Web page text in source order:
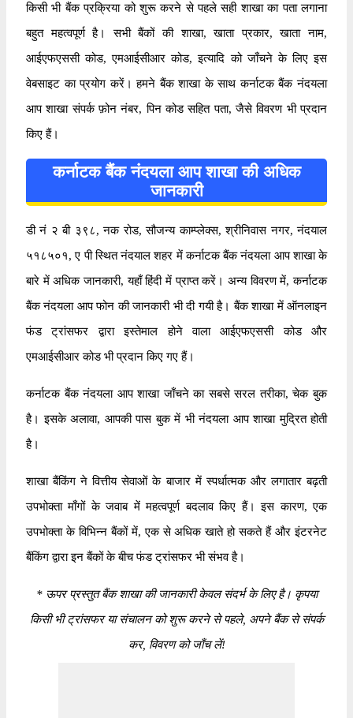
किसी भी बैंक प्रक्रिया को शुरू करने से पहले सही शाखा का पता लगाना
बहुत महत्वपूर्ण है। सभी बैंकों की शाखा, खाता प्रकार, खाता नाम,
आईएफएससी कोड, एमआईसीआर कोड, इत्यादि को जाँचने के लिए इस
वेबसाइट का प्रयोग करें। हमने बैंक शाखा के साथ कर्नाटक बैंक नंदयला
आप शाखा संपर्क फ़ोन नंबर, पिन कोड सहित पता, जैसे विवरण भी प्रदान
किए हैं।
कर्नाटक बैंक नंदयला आप शाखा की अधिक
जानकारी
डी नं २ बी ३९८, नक रोड, सौजन्य काम्प्लेक्स, श्रीनिवास नगर, नंदयाल
५१८५०१, ए पी स्थित नंदयाल शहर में कर्नाटक बैंक नंदयला आप शाखा के
बारे में अधिक जानकारी, यहाँ हिंदी में प्राप्त करें। अन्य विवरण में, कर्नाटक
बैंक नंदयला आप फोन की जानकारी भी दी गयी है। बैंक शाखा में ऑनलाइन
फंड ट्रांसफर द्वारा इस्तेमाल होने वाला आईएफएससी कोड और
एमआईसीआर कोड भी प्रदान किए गए हैं।
कर्नाटक बैंक नंदयला आप शाखा जाँचने का सबसे सरल तरीका, चेक बुक
है। इसके अलावा, आपकी पास बुक में भी नंदयला आप शाखा मुद्रित होती
है।
शाखा बैंकिंग ने वित्तीय सेवाओं के बाजार में स्पर्धात्मक और लगातार बढ़ती
उपभोक्ता माँगों के जवाब में महत्वपूर्ण बदलाव किए हैं। इस कारण, एक
उपभोक्ता के विभिन्न बैंकों में, एक से अधिक खाते हो सकते हैं और इंटरनेट
बैंकिंग द्वारा इन बैंकों के बीच फंड ट्रांसफर भी संभव है।
*ऊपर प्रस्तुत बैंक शाखा की जानकारी केवल संदर्भ के लिए है। कृपया
किसी भी ट्रांसफर या संचालन को शुरू करने से पहले, अपने बैंक से संपर्क
कर, विवरण को जाँच लें!